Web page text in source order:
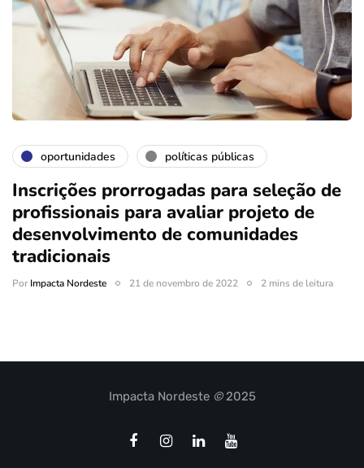
oportunidades políticas públicas
Inscrições prorrogadas para seleção de
profissionais para avaliar projeto de
desenvolvimento de comunidades
tradicionais
PorImpacta Nordeste 21 de novembro de 2022 2 mins de leitura
Impacta Nordeste ©2025